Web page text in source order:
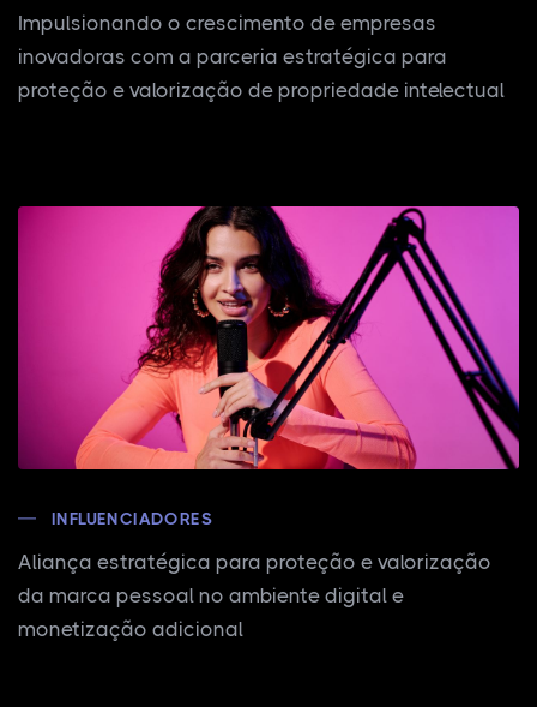
Impulsionando o crescimento de empresas
inovadoras com a parceria estratégica para
proteção e valorização de propriedade intelectual
INFLUENCIADORES
Aliança estratégica para proteção e valorização
da marca pessoal no ambiente digital e
monetização adicional